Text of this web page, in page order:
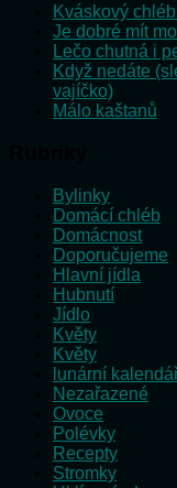
Kváskový
Je dobré mít
Lečo chutná i
Když nedáte
vajíčko)
Málo kaštanů
Bylinky
Domácí chléb
Domácnost
Doporučujeme
Hlavní jídla
Hubnutí
Jídlo
Květy
Květy
lunární
Nezařazené
Ovoce
Polévky
Recepty
Stromky